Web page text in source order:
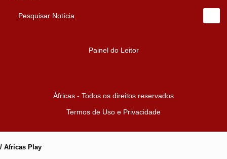
Pesquisar Notícia
Painel do Leitor
Áfricas - Todos os direitos reservados
Termos de Uso e Privacidade
/ Africas Play